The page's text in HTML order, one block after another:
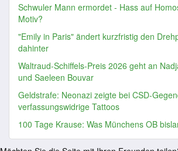
Schwuler Mann ermordet - Hass auf
Motiv?
"Emily in Paris" ändert kurzfristig den
dahinter
Waltraud-Schiffels-Preis 2026 geht an
und Saeleen Bouvar
Geldstrafe: Neonazi zeigte bei CSD-
verfassungswidrige Tattoos
100 Tage Krause: Was Münchens OB